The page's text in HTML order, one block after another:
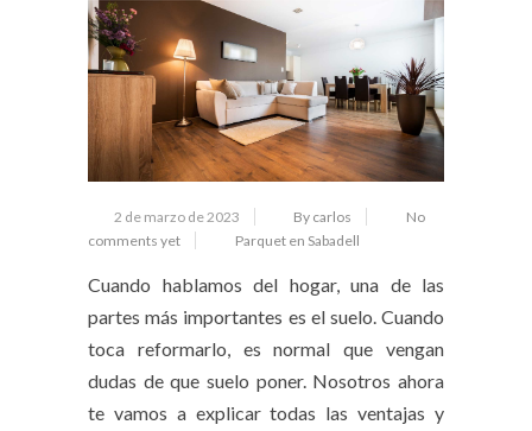
2 de marzo de 2023 By carlos
No
comments yet
Parquet en Sabadell
Cuando hablamos del hogar, una de las
partes más importantes es el suelo. Cuando
toca reformarlo, es normal que vengan
dudas de que suelo poner. Nosotros ahora
te vamos a explicar todas las ventajas y